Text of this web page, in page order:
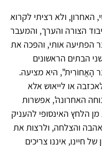
ולא רציתי לקרוא
הצורה והערך, והמעבר
הפתיעה אותי, והפכה את
הבתים הראשונים
הָאֲחוֹרִית", היא מציעה.
או לייאוש אלא
האחרונה', אפשרות
מן הלחץ האינסופי להעניק
והצלחה, ולרצות את
חיינו, איננו צריכים